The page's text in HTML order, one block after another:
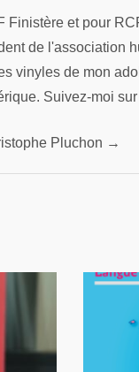
Finistère et pour
de l'association
vinyles de mon
Suivez-moi
Pluchon →